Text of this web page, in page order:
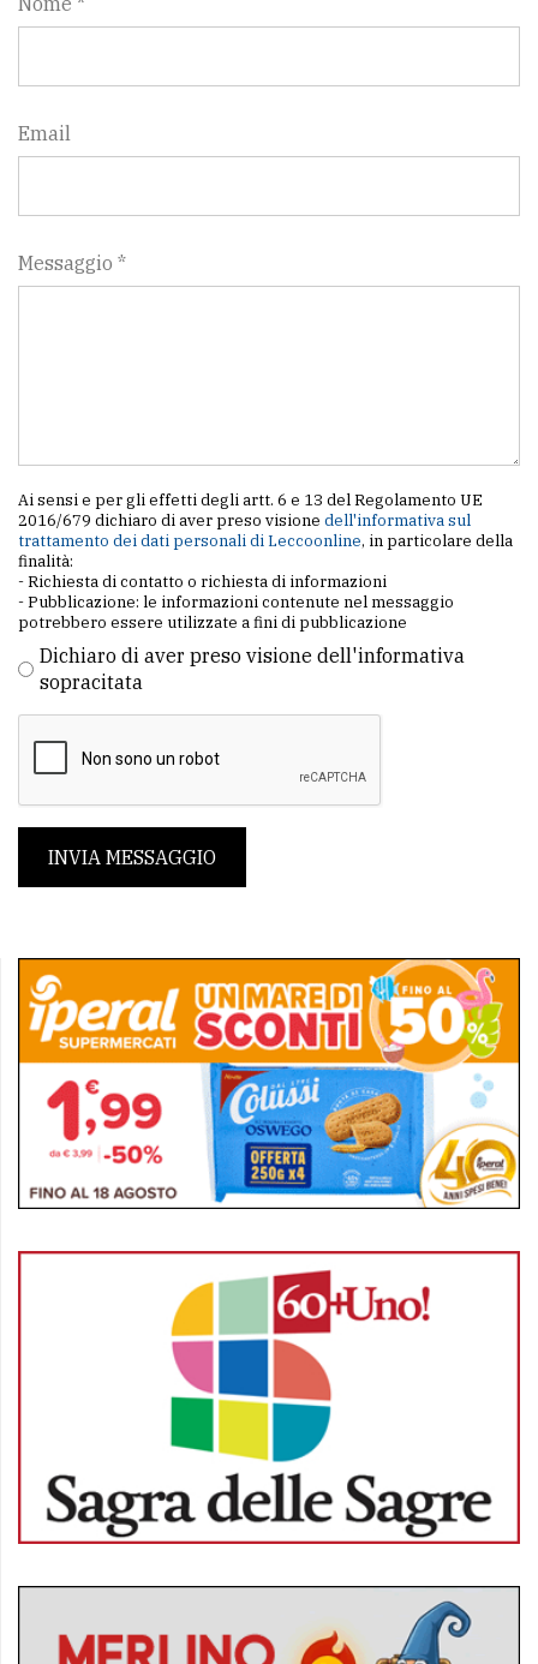
Email
Messaggio *
Ai sensi e per gli effetti degli artt. 6 e 13 del Regolamento UE
2016/679 dichiaro di aver preso visione dell'informativa sul
trattamento dei dati personali di Leccoonline, in particolare della
finalità:
- Richiesta di contatto o richiesta di informazioni
- Pubblicazione: le informazioni contenute nel messaggio
potrebbero essere utilizzate a fini di pubblicazione
Dichiaro di aver preso visione dell'informativa
sopracitata
INVIA MESSAGGIO